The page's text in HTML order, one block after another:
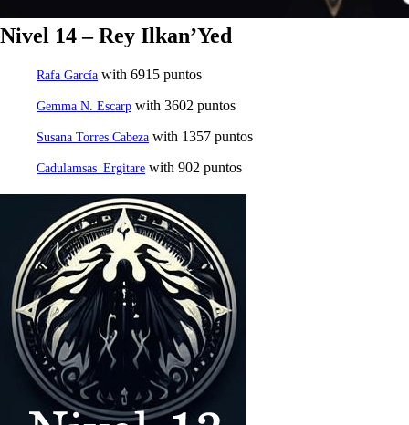
Nivel 14 – Rey Ilkan’Yed
Rafa García with 6915 puntos
Gemma N. Escarp with 3602 puntos
Susana Torres Cabeza with 1357 puntos
Cadulamsas_Ergitare with 902 puntos